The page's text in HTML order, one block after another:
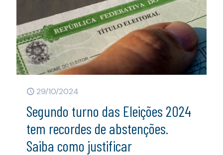
29/10/2024
Segundo turno das Eleições 2024
tem recordes de abstenções.
Saiba como justificar